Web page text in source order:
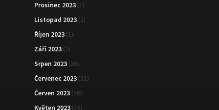
Prosinec 2023 (1)
Listopad 2023 (2)
Říjen 2023 (1)
Září 2023 (2)
Srpen 2023 (26)
Červenec 2023 (31)
Červen 2023 (26)
Květen 2023 (24)